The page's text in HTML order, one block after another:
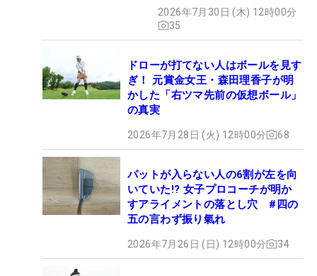
2026年7月30日 (木) 12時00分
35
ドローが打てない人はボールを見す
ぎ！ 元賞金女王・森田理香子が明
かした「右ツマ先前の仮想ボール」
の真実
2026年7月28日 (火) 12時00分 68
パットが入らない人の6割が左を向
いていた!? 女子プロコーチが明か
すアライメントの落とし穴 #四の
五の言わず振り氣れ
2026年7月26日 (日) 12時00分 34